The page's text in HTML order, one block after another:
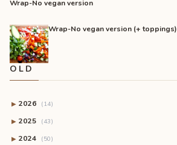
Wrap-No vegan version
Wrap-No vegan version (+ toppings)
OLD
▶ 2026 (14)
▶ 2025 (43)
▶ 2024 (50)